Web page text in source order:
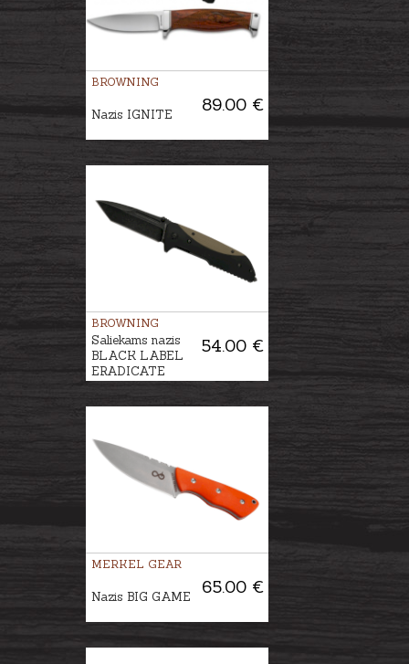
BROWNING
89.00 €
Nazis IGNITE
BROWNING
54.00 €
Saliekams nazis
BLACK LABEL
ERADICATE
MERKEL GEAR
65.00 €
Nazis BIG GAME